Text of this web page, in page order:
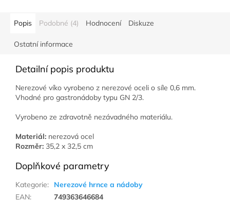
Popis Podobné (4) Hodnocení Diskuze
Ostatní informace
Detailní popis produktu
Nerezové víko vyrobeno z nerezové oceli o síle 0,6 mm.
Vhodné pro gastronádoby typu GN 2/3.
Vyrobeno ze zdravotně nezávadného materiálu.
Materiál: nerezová ocel
Rozměr: 35,2 x 32,5 cm
Doplňkové parametry
Kategorie:
Nerezové hrnce a nádoby
EAN: 749363646684